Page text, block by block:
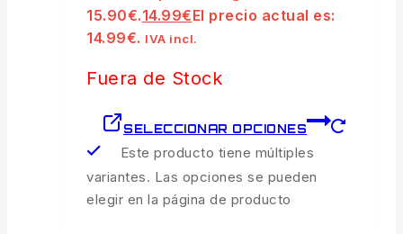
15.90€.14.99€El precio actual es:
14.99€. IVA incl.
Fuera de Stock
SELECCIONAR OPCIONES
Este producto tiene múltiples
variantes. Las opciones se pueden
elegir en la página de producto